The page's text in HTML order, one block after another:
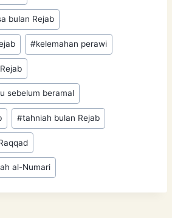
bulan Rejab
#kelemahan perawi
sebelum beramal
#tahniah bulan Rejab
al-Numari